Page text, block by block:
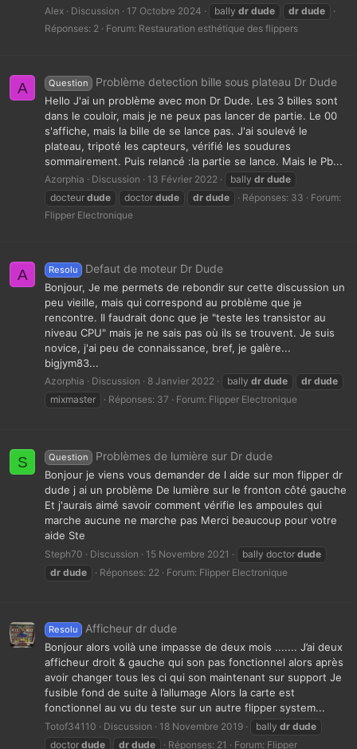
Alex Discussion 17 Octobre 2024 bally dr dude dr dude
Réponses: 2
Forum: Restauration esthétique des flippers
A Question Problème detection bille sous plateau Dr Dude
Hello J'ai un problème avec mon Dr Dude. Les 3 billes sont
dans le couloir, mais je ne peux pas lancer de partie. Le 00
s'affiche, mais la bille de se lance pas. J'ai soulevé le
plateau, tripoté les capteurs, vérifié les soudures
sommairement. Puis relancé :la partie se lance. Mais le Pb...
Azorphia Discussion 13 Février 2022 bally dr dude
docteur dude doctor dude dr dude Réponses: 33
Forum:
Flipper Electronique
A Resolu Defaut de moteur Dr Dude
Bonjour, Je me permets de rebondir sur cette discussion un
peu vieille, mais qui correspond au problème que je
rencontre. Il faudrait donc que je "teste les transistor au
niveau CPU" mais je ne sais pas où ils se trouvent. Je suis
novice, j'ai peu de connaissance, bref, je galère...
bigjym83...
Azorphia Discussion 8 Janvier 2022 bally dr dude dr dude
mixmaster
Réponses: 37 Forum: Flipper Electronique
S Question Problèmes de lumière sur Dr dude
Bonjour je viens vous demander de l aide sur mon flipper dr
dude j ai un problème De lumière sur le fronton côté gauche
Et j'aurais aimé savoir comment vérifie les ampoules qui
marche aucune ne marche pas Merci beaucoup pour votre
aide Ste
Steph70 Discussion 15 Novembre 2021 bally doctor dude
dr dude Réponses: 22 Forum: Flipper Electronique
Resolu Afficheur dr dude
Bonjour alors voilà une impasse de deux mois ....... J’ai deux
afficheur droit & gauche qui son pas fonctionnel alors après
avoir changer tous les ci qui son maintenant sur support Je
fusible fond de suite à l’allumage Alors la carte est
fonctionnel au vu du teste sur un autre flipper system...
Totof34110 Discussion 18 Novembre 2019 bally dr dude
doctor dude dr dude Réponses: 21 Forum: Flipper